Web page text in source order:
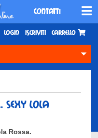
CONTATTI
Login Iscriviti Carrello
Rossa.